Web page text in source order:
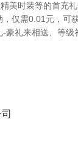
美时装等的首充
仅需0.01元，可
豪礼来相送、等级